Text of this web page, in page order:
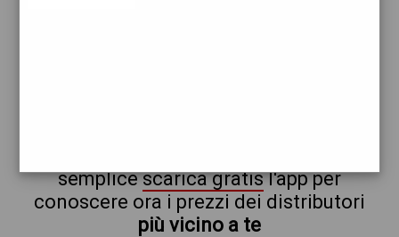
semplicescarica gratisl'app per
conoscere ora i prezzi dei distributori
più vicino a te